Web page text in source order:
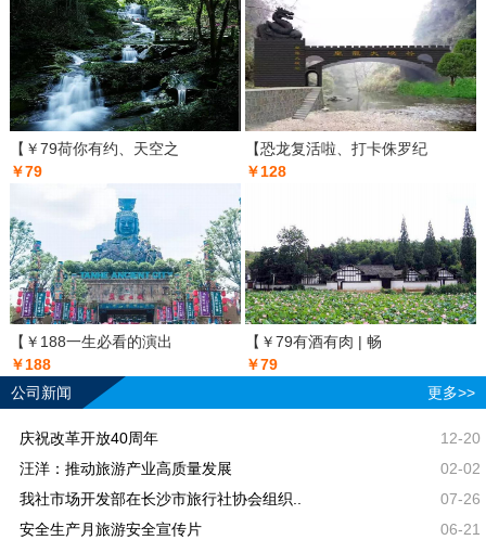
【￥79荷你有约、天空之
￥79
【恐龙复活啦、打卡侏罗纪
￥128
【￥188一生必看的演出
￥188
【￥79有酒有肉 | 畅
￥79
公司新闻
更多>>
庆祝改革开放40周年
12-20
汪洋：推动旅游产业高质量发展
02-02
我社市场开发部在长沙市旅行社协会组织..
07-26
安全生产月旅游安全宣传片
06-21